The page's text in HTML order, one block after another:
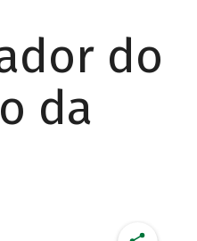
do
da